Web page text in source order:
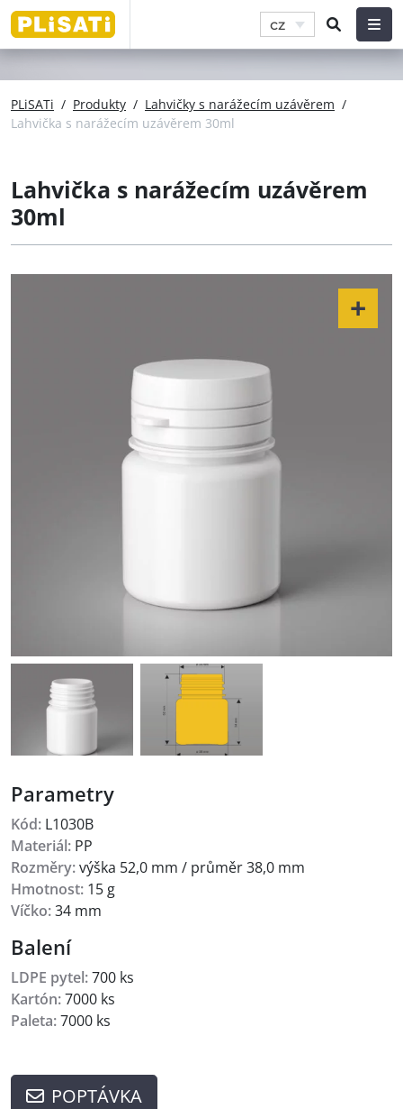
cz
PLiSATi / Produkty / Lahvičky s narážecím uzávěrem /
Lahvička s narážecím uzávěrem 30ml
Lahvička s narážecím uzávěrem
30ml
Parametry
Kód: L1030B
Materiál: PP
Rozměry:výška 52,0 mm / průměr 38,0 mm
Hmotnost: 15 g
Víčko:34 mm
Balení
LDPE pytel:700 ks
Kartón:7000 ks
Paleta:7000 ks
POPTÁVKA